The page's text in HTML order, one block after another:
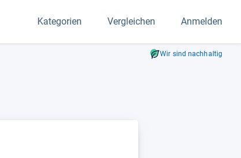
Kategorien Vergleichen Anmelden
Wir sind nachhaltig